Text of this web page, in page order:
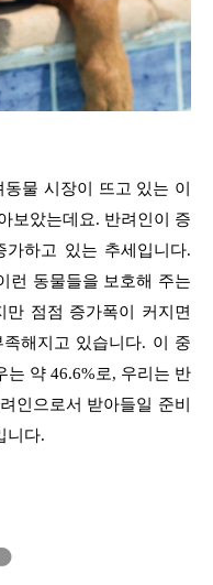
물 시장이 뜨고 있는 이
보았는데요. 반려인이 증
가하고 있는 추세입니다.
런 동물들을 보호해 주는
점점 증가폭이 커지면
해지고 있습니다. 이 중
는 약 46.6%로, 우리는 반
인으로서 받아들일 준비
니다.